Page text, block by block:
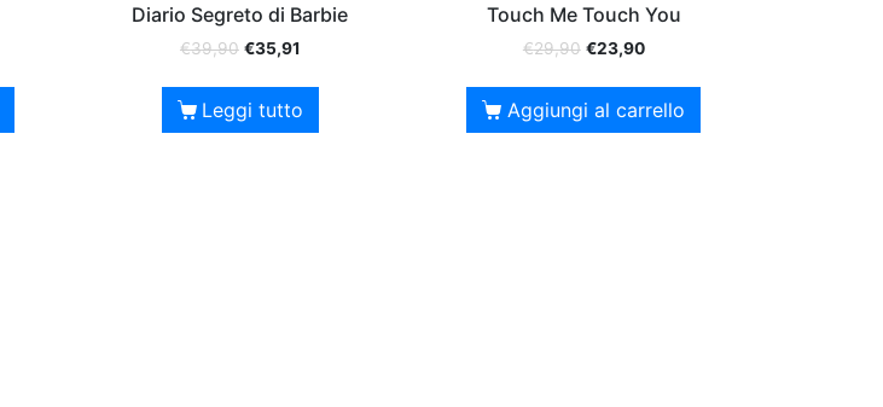
Diario Segreto di Barbie
€39,90 €35,91
Leggi tutto
Touch Me Touch You
€29,90 €23,90
Aggiungi al carrello